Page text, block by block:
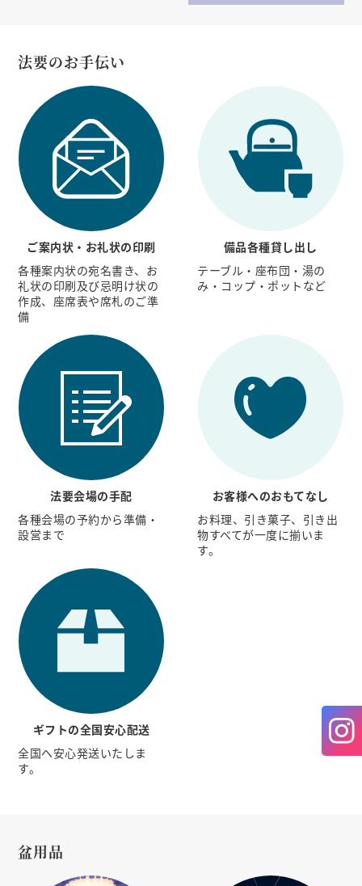
法要のお手伝い
ご案内状・お礼状の印刷
各種案内状の宛名書き、お
礼状の印刷及び忌明け状の
作成、座席表や席札のご準
備
備品各種貸し出し
テーブル・座布団・湯の
み・コップ・ポットなど
法要会場の手配
各種会場の予約から準備・
設営まで
お客様へのおもてなし
お料理、引き菓子、引き出
物すべてが一度に揃いま
す。
ギフトの全国安心配送
全国へ安心発送いたしま
す。
盆用品